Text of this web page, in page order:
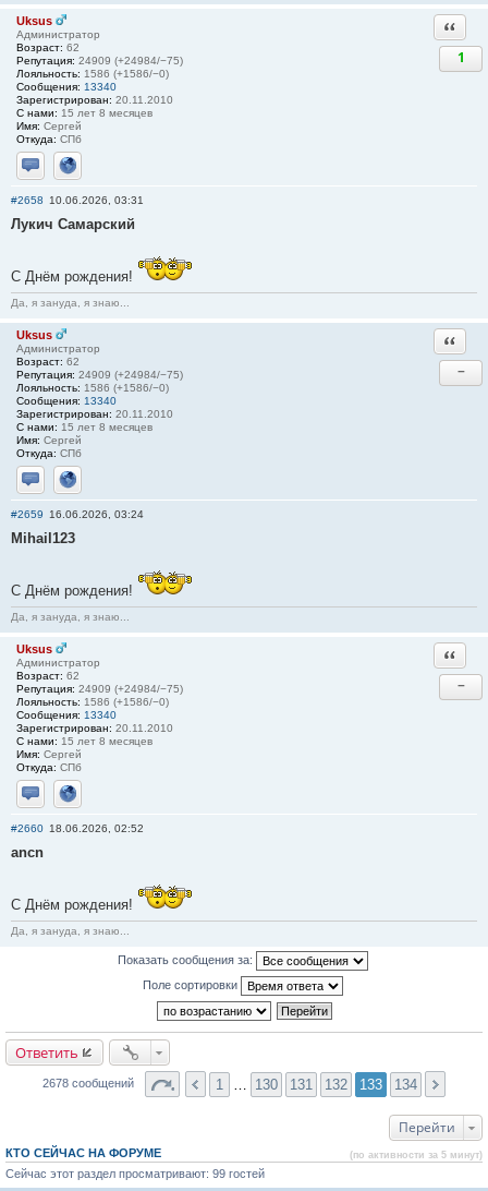
Uksus
Администратор
Возраст: 62
Репутация: 24909 (+24984/−75)
Лояльность: 1586 (+1586/−0)
Сообщения: 13340
Зарегистрирован: 20.11.2010
С нами: 15 лет 8 месяцев
Имя: Сергей
Откуда: СПб
Отправить личное сообщение
Сайт
1
#2658 10.06.2026, 03:31
Лукич Самарский
С Днём рождения!
Да, я зануда, я знаю...
Uksus
Администратор
Возраст: 62
Репутация: 24909 (+24984/−75)
Лояльность: 1586 (+1586/−0)
Сообщения: 13340
Зарегистрирован: 20.11.2010
С нами: 15 лет 8 месяцев
Имя: Сергей
Откуда: СПб
Отправить личное сообщение
Сайт
−
#2659 16.06.2026, 03:24
Mihail123
С Днём рождения!
Да, я зануда, я знаю...
Uksus
Администратор
Возраст: 62
Репутация: 24909 (+24984/−75)
Лояльность: 1586 (+1586/−0)
Сообщения: 13340
Зарегистрирован: 20.11.2010
С нами: 15 лет 8 месяцев
Имя: Сергей
Откуда: СПб
Отправить личное сообщение
Сайт
−
#2660 18.06.2026, 02:52
ancn
С Днём рождения!
Да, я зануда, я знаю...
Показать сообщения за:
Поле сортировки
Ответить
2678 сообщений 1 130 131 132 133 134
Перейти
КТО СЕЙЧАС НА ФОРУМЕ (по активности за 5 минут)
Сейчас этот раздел просматривают: 99 гостей